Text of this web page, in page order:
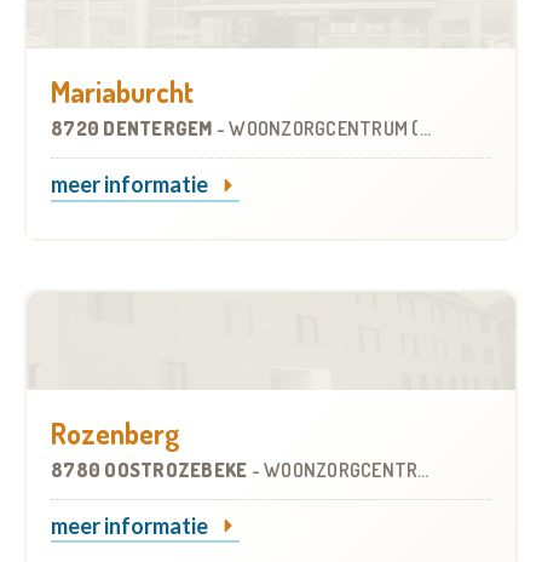
Mariaburcht
8720 DENTERGEM -WOONZORGCENTRUM (WZC)
meer informatie
Rozenberg
8780 OOSTROZEBEKE - WOONZORGCENTRUM (WZC)
meer informatie